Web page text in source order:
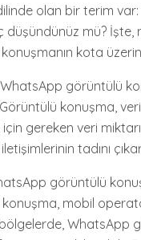
olan bir terim
düşündünüz mü?
kota
görüntülü
konuşma,
gereken veri
tadını
görüntülü
mobil
bölgelerde, WhatsApp